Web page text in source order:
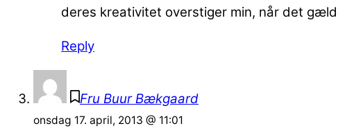
deres kreativitet overstiger min, når det
Reply
Fru Buur Bækgaard
onsdag 17. april, 2013 @ 11:01